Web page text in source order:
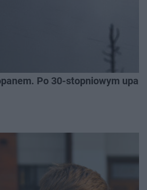
Po 30-stopniowym